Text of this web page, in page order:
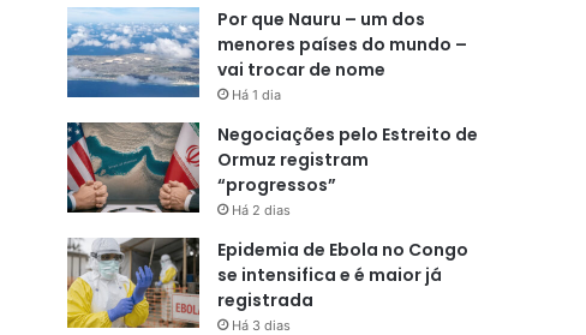
Por que Nauru – um dos
menores países do mundo –
vai trocar de nome
Há 1 dia
Negociações pelo Estreito de
Ormuz registram
“progressos”
Há 2 dias
Epidemia de Ebola no Congo
se intensifica e é maior já
registrada
Há 3 dias